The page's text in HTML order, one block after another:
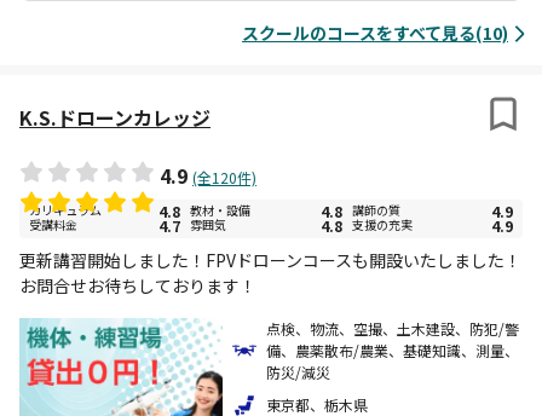
スクールのコースをすべて見る(10)
K.S.ドローンカレッジ
4.9 (全120件)
カリキュラム 4.8 教材・設備 4.8 講師の質 4.9
受講料金 4.7 雰囲気 4.8 支援の充実 4.9
更新講習開始しました！FPVドローンコースも開設いたしました！
お問合せお待ちしております！
点検、物流、空撮、土木建設、防犯/警
備、農薬散布/農業、基礎知識、測量、
防災/減災
東京都、栃木県